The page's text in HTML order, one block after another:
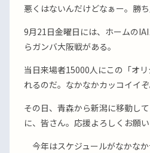
悪くはないんだけどなぁー。勝ち
9月21日金曜日には、ホームの
らガンバ大阪戦がある。
当日来場者15000人にこの「オ
れるのだ。なかなかカッコイイぞ
その日、青森から新潟に移動し
に、皆さん。応援よろしくお願い
今年はスケジュールがなかな